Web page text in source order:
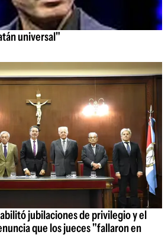
universal"
jubilaciones de privilegio y el
que los jueces "fallaron en